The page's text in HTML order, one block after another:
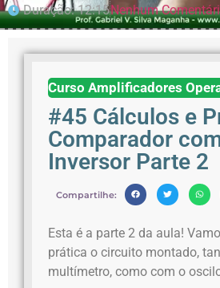
Duração: 12:15Nenhum
Curso Amplificadores
#45 Cálculos e
Comparador
Inversor Parte 2
Compartilhe:
Esta é a parte 2 da aula!
prática o circuito montado,
multímetro, como com o